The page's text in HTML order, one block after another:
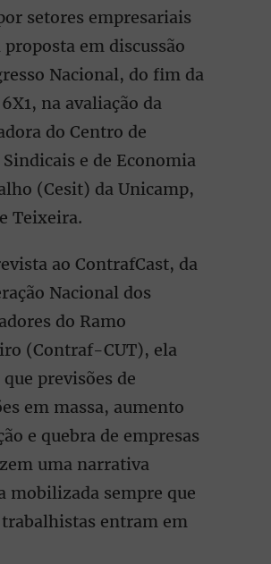
setores empresariais
proposta em discussão
Nacional, do fim da
na avaliação da
do Centro de
Sindicais e de Economia
(Cesit) da Unicamp,
Teixeira.
ao ContrafCast, da
Nacional dos
do Ramo
(Contraf-CUT), ela
previsões de
em massa, aumento
e quebra de empresas
uma narrativa
mobilizada sempre que
entram em